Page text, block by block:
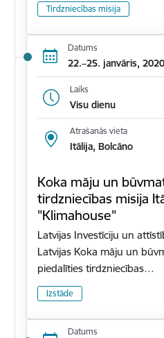
Tirdzniecības misija
Datums
22.–25. janvāris, 2020
Laiks
Visu dienu
Atrašanās vieta
Itālija, Bolcāno
Koka māju un
tirdzniecības misija
"Klimahouse"
Latvijas Investīciju un
Latvijas Koka māju un
piedalīties tirdzniecības…
Izstāde
Datums